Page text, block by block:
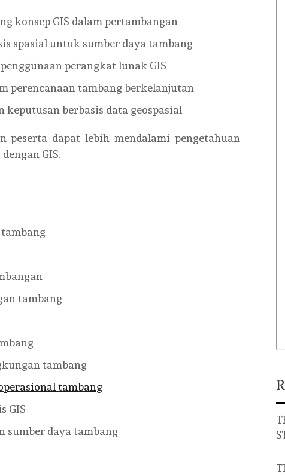
konsep GIS dalam pertambangan
spasial untuk sumber daya tambang
perangkat lunak GIS
perencanaan tambang berkelanjutan
berbasis data geospasial
dapat lebih mendalami pengetahuan
GIS.
tambang
tambang
tambang
GIS
sumber daya tambang